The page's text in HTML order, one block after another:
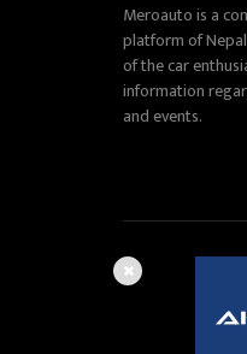
Meroauto is a
platform of
of the car
information
and events.